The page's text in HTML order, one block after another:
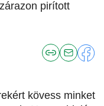
pirított
kövess minket